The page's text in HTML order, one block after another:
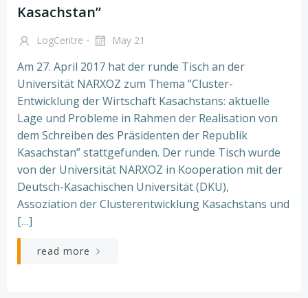
Kasachstan”
LogCentre - May 21
Am 27. April 2017 hat der runde Tisch an der
Universität NARXOZ zum Thema “Cluster-
Entwicklung der Wirtschaft Kasachstans: aktuelle
Lage und Probleme in Rahmen der Realisation von
dem Schreiben des Präsidenten der Republik
Kasachstan” stattgefunden. Der runde Tisch wurde
von der Universität NARXOZ in Kooperation mit der
Deutsch-Kasachischen Universität (DKU),
Assoziation der Clusterentwicklung Kasachstans und
[…]
read more